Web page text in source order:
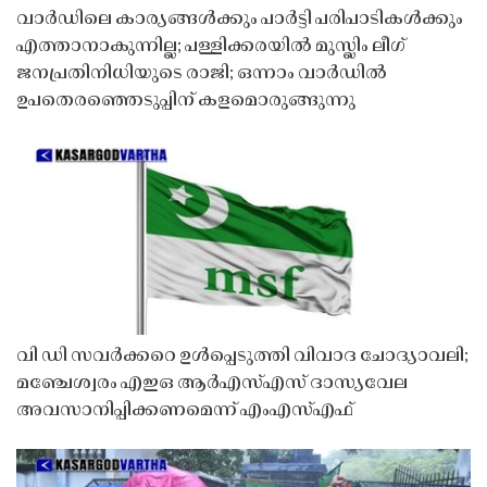
വാർഡിലെ കാര്യങ്ങൾക്കും പാർട്ടി പരിപാടികൾക്കും
എത്താനാകുന്നില്ല; പള്ളിക്കരയിൽ മുസ്ലിം ലീഗ്
ജനപ്രതിനിധിയുടെ രാജി; ഒന്നാം വാർഡിൽ
ഉപതെരഞ്ഞെടുപ്പിന് കളമൊരുങ്ങുന്നു
വി ഡി സവർക്കറെ ഉൾപ്പെടുത്തി വിവാദ ചോദ്യാവലി;
മഞ്ചേശ്വരം എഇഒ ആർഎസ്എസ് ദാസ്യവേല
അവസാനിപ്പിക്കണമെന്ന് എംഎസ്എഫ്